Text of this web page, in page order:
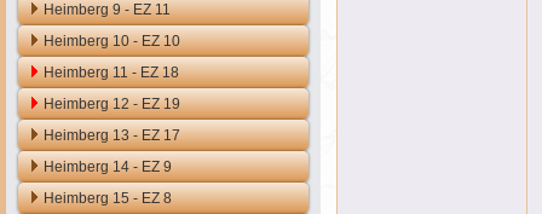
Heimberg 9 - EZ 11
Heimberg 10 - EZ 10
Heimberg 11 - EZ 18
Heimberg 12 - EZ 19
Heimberg 13 - EZ 17
Heimberg 14 - EZ 9
Heimberg 15 - EZ 8